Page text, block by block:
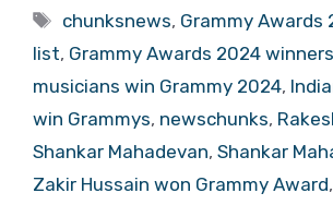
Tags
chunksnews, Grammy Awards
list, Grammy Awards 2024 winners
musicians win Grammy 2024,
win Grammys, newschunks,
Shankar Mahadevan, Shankar
Zakir Hussain won Grammy Award,